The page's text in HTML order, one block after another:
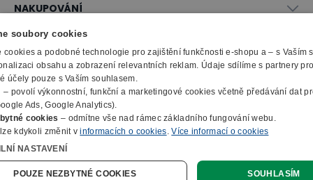
NAKUPOVÁNÍ
Vše o nákupu
Obchodní podmínky
Doprava a montáž
Možnosti platby
Záruka, servis, reklamace
Ochrana osobních údajů
Informace o cookies
Jak nakupovat
Online poptávka
SLUŽBY
Naše katalogy
Reklamační formulář
Výroba kancelářského nábytku
Zpracování elektroodpadu
E-Procurement
O FIRMĚ
O nás
Kontakty
Členství v organizacích
Ocenění a certifikáty
© 2010 - 2026 B2B Partner s.r.o. - Všechna práva vyhrazena.
soubory cookies
cookies a podobné technologie pro zajištění funkčnosti e-shopu a – s Vaším
obsahu a zobrazení relevantních reklam. Údaje sdílíme s partnery
účely pouze s Vaším souhlasem.
– povolí výkonnostní, funkční a marketingové cookies včetně předávání dat
Ads, Google Analytics).
cookies – odmítne vše nad rámec základního fungování webu.
kdykoli změnit vinformacích o cookies. Více informací o cookies
NASTAVENÍ
SOUHLASÍM
POUZE NEZBYTNÉ COOKIES